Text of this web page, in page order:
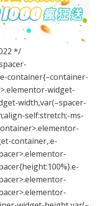
*/
container{–container-
widget-
width,var(–spacer-
self:stretch;-ms-
container,.e-